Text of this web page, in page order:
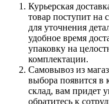
Курьерская
товар поступит на
для уточнения
удобное время
упаковку на
комплектации.
Самовывоз из
выбора появится в
склад, вам придет
обратитесь к